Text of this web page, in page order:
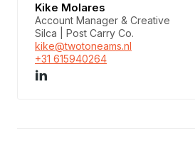
Kike Molares
Account Manager & Creative
Silca | Post Carry Co.
kike@twotoneams.nl
+31 615940264